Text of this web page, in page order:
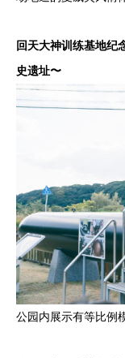
回天大神训练基地
史遗址〜
公园内展示有等比例